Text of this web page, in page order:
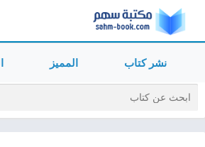
نشر كتاب المميز